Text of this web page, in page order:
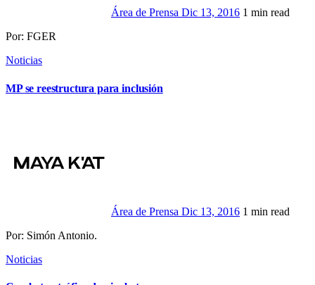
Área de Prensa Dic 13, 2016 1 min read
Por: FGER
Noticias
MP se reestructura para inclusión
Área de Prensa Dic 13, 2016 1 min read
Por: Simón Antonio.
Noticias